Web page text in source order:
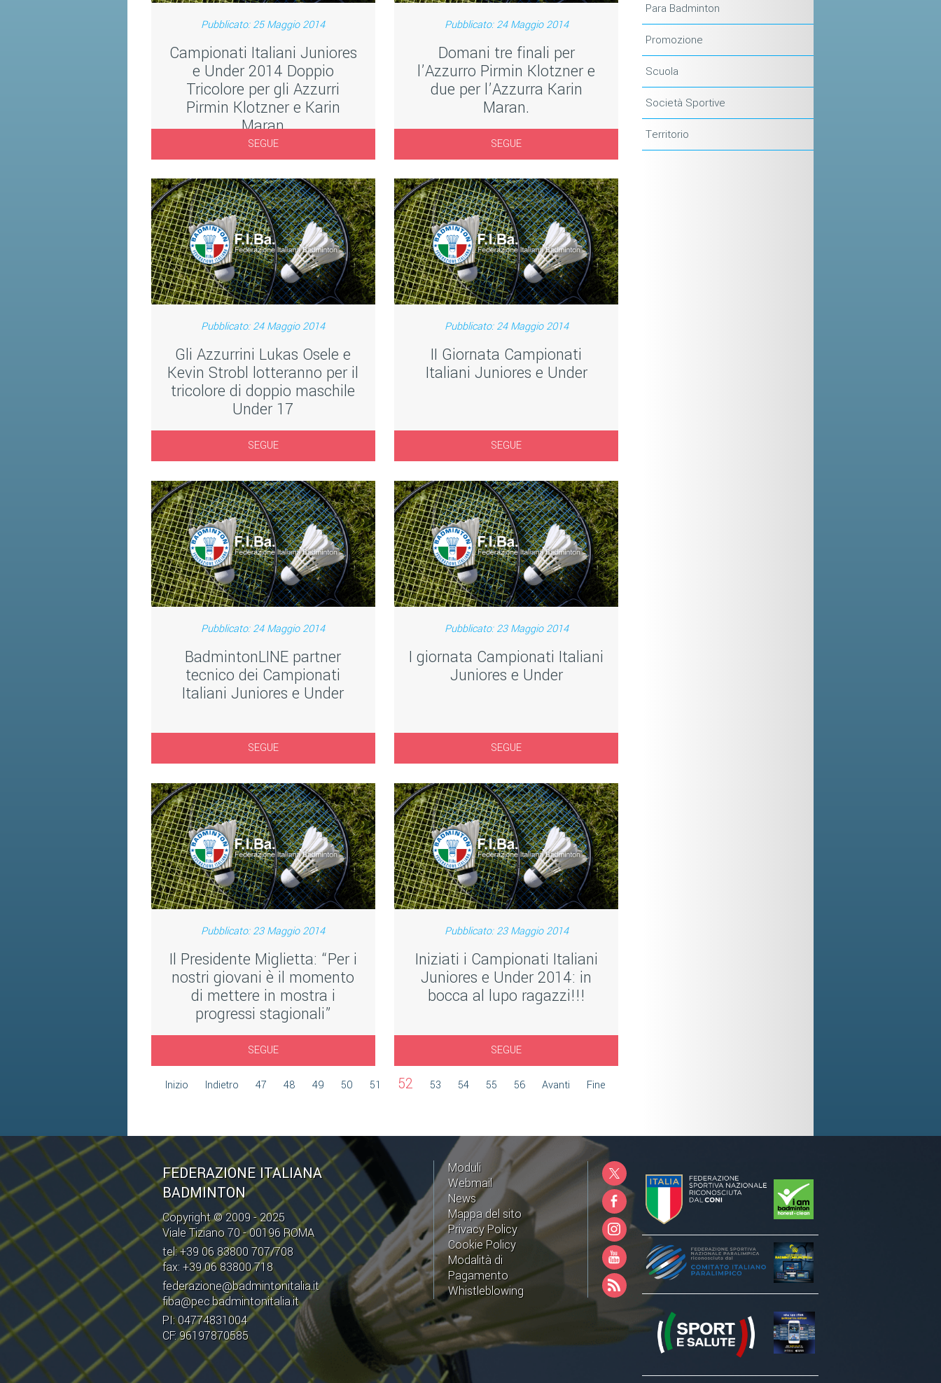
Pubblicato: 25 Maggio 2014
Campionati Italiani Juniores
e Under 2014 Doppio
Tricolore per gli Azzurri
Pirmin Klotzner e Karin
Maran
SEGUE
Pubblicato: 24 Maggio 2014
Domani tre finali per
l’Azzurro Pirmin Klotzner e
due per l’Azzurra Karin
Maran.
SEGUE
Pubblicato: 24 Maggio 2014
Gli Azzurrini Lukas Osele e
Kevin Strobl lotteranno per il
tricolore di doppio maschile
Under 17
SEGUE
Pubblicato: 24 Maggio 2014
II Giornata Campionati
Italiani Juniores e Under
SEGUE
Pubblicato: 24 Maggio 2014
BadmintonLINE partner
tecnico dei Campionati
Italiani Juniores e Under
SEGUE
Pubblicato: 23 Maggio 2014
I giornata Campionati Italiani
Juniores e Under
SEGUE
Pubblicato: 23 Maggio 2014
Il Presidente Miglietta: “Per i
nostri giovani è il momento
di mettere in mostra i
progressi stagionali”
SEGUE
Pubblicato: 23 Maggio 2014
Iniziati i Campionati Italiani
Juniores e Under 2014: in
bocca al lupo ragazzi!!!
SEGUE
Inizio Indietro 47 48 49 50 51 52 53 54 55 56 Avanti Fine
Para Badminton
Promozione
Scuola
Società Sportive
Territorio
FEDERAZIONE ITALIANA
BADMINTON
Copyright © 2009 - 2025
Viale Tiziano 70 - 00196 ROMA
tel: +39 06 83800 707/708
fax: +39 06 83800 718
federazione@badmintonitalia.it
fiba@pec.badmintonitalia.it
PI: 04774831004
CF: 96197870585
Moduli
Webmail
News
Mappa del sito
Privacy Policy
Cookie Policy
Modalità di
Pagamento
Whistleblowing